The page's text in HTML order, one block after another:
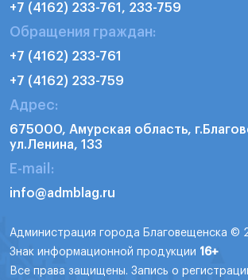
+7 (4162) 233-761, 233-759
Обращения граждан:
+7 (4162) 233-761
+7 (4162) 233-759
Адрес:
675000, Амурская область,
ул.Ленина, 133
E-mail:
info@admblag.ru
Администрация города Благовещенска ©
Знак информационной продукции 16+
Все права защищены. Запись о